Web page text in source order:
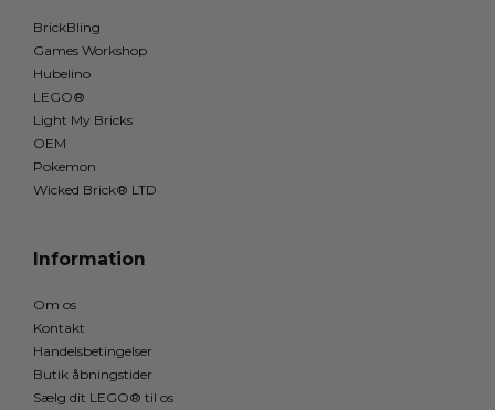
BrickBling
Games Workshop
Hubelino
LEGO®
Light My Bricks
OEM
Pokemon
Wicked Brick® LTD
Information
Om os
Kontakt
Handelsbetingelser
Butik åbningstider
Sælg dit LEGO® til os